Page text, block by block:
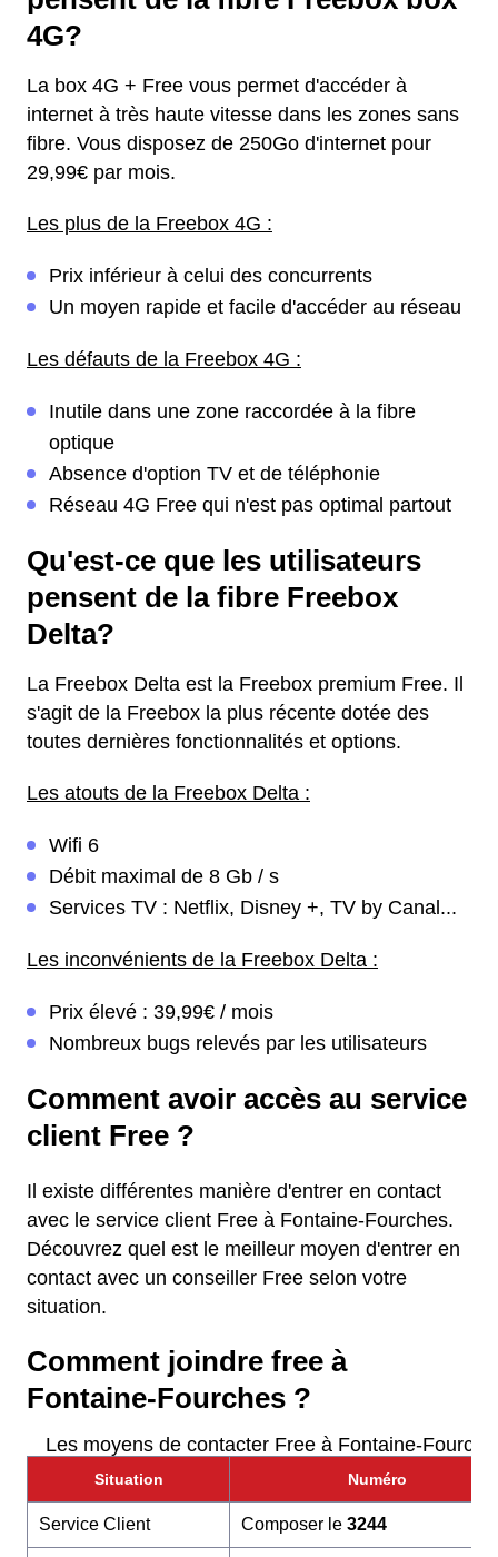
4G?
La box 4G + Free vous permet d'accéder à
internet à très haute vitesse dans les zones sans
fibre. Vous disposez de 250Go d'internet pour
29,99€ par mois.
Les plus de la Freebox 4G :
Prix inférieur à celui des concurrents
Un moyen rapide et facile d'accéder au réseau
Les défauts de la Freebox 4G :
Inutile dans une zone raccordée à la fibre
optique
Absence d'option TV et de téléphonie
Réseau 4G Free qui n'est pas optimal partout
Qu'est-ce que les utilisateurs
pensent de la fibre Freebox
Delta?
La Freebox Delta est la Freebox premium Free. Il
s'agit de la Freebox la plus récente dotée des
toutes dernières fonctionnalités et options.
Les atouts de la Freebox Delta :
Wifi 6
Débit maximal de 8 Gb / s
Services TV : Netflix, Disney +, TV by Canal...
Les inconvénients de la Freebox Delta :
Prix élevé : 39,99€ / mois
Nombreux bugs relevés par les utilisateurs
Comment avoir accès au service
client Free ?
Il existe différentes manière d'entrer en contact
avec le service client Free à Fontaine-Fourches.
Découvrez quel est le meilleur moyen d'entrer en
contact avec un conseiller Free selon votre
situation.
Comment joindre free à
Fontaine-Fourches ?
Les moyens de contacter Free à Fontaine-
Situation Numéro
Service Client Composer le 3244